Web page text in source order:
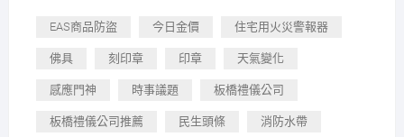
EAS商品防盜 今日金價 住宅用火災警報器
佛具 刻印章 印章 天氣變化
感應門神 時事議題 板橋禮儀公司
板橋禮儀公司推薦 民生頭條 消防水帶